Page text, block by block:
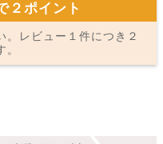
２ポイント
。レビュー１件につき２